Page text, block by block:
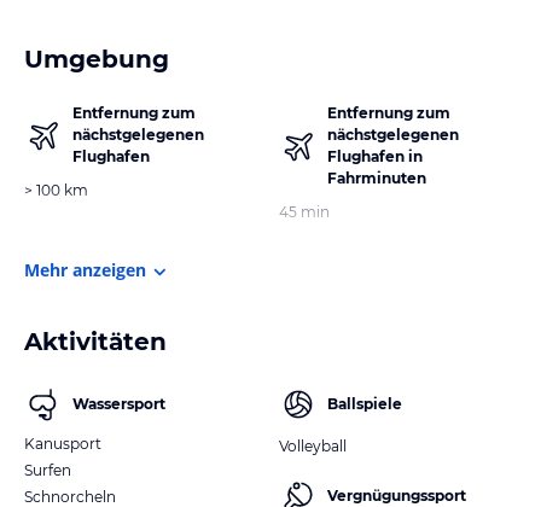
Umgebung
Entfernung zum
nächstgelegenen
Flughafen
> 100 km
Entfernung zum
nächstgelegenen
Flughafen in
Fahrminuten
45 min
Mehr anzeigen
Aktivitäten
Wassersport
Kanusport
Surfen
Schnorcheln
Ballspiele
Volleyball
Vergnügungssport